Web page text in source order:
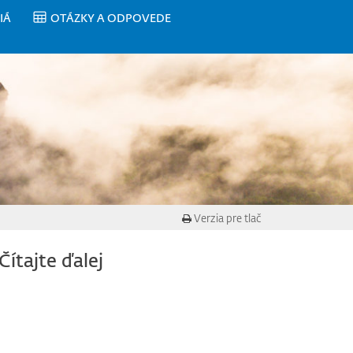
OTÁZKY A ODPOVEDE
Verzia pre tlač
ďalej